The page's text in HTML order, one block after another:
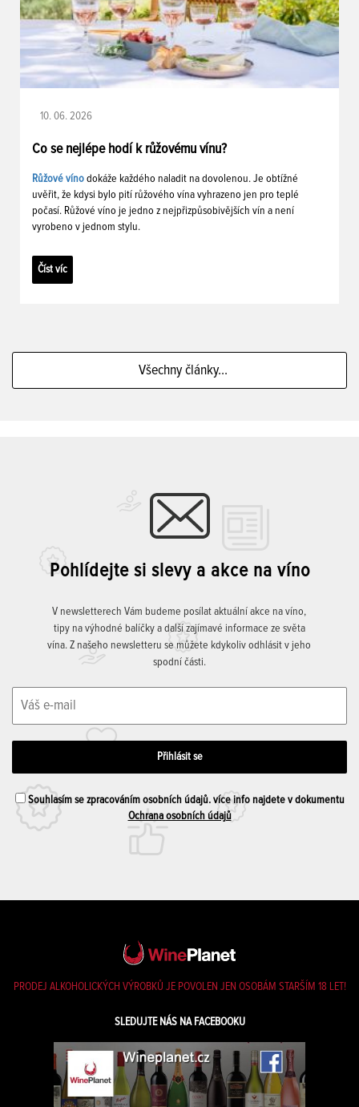
10. 06. 2026
Co se nejlépe hodí k růžovému vínu?
Růžové víno dokáže každého naladit na dovolenou. Je obtížné
uvěřit, že kdysi bylo pití růžového vína vyhrazeno jen pro teplé
počasí. Růžové víno je jedno z nejpřizpůsobivějších vín a není
vyrobeno v jednom stylu.
Číst víc
Všechny články...
Pohlídejte si slevy a akce na víno
V newsletterech Vám budeme posílat aktuální akce na víno,
tipy na výhodné balíčky a další zajímavé informace ze světa
vína. Z našeho newsletteru se můžete kdykoliv odhlásit v jeho
spodní části.
Souhlasím se zpracováním osobních údajů. více info najdete v dokumentu
Ochrana osobních údajů
PRODEJ ALKOHOLICKÝCH VÝROBKŮ JE POVOLEN JEN OSOBÁM STARŠÍM 18 LET!
SLEDUJTE NÁS NA FACEBOOKU